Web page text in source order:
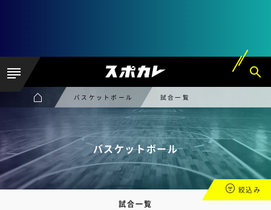
バスケットボール 試合一覧
バスケットボール
試合一覧
絞込み